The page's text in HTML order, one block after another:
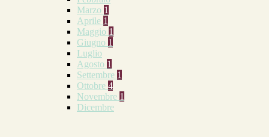
Marzo 1
Aprile 1
Maggio 1
Giugno 1
Luglio
Agosto 1
Settembre 1
Ottobre 4
Novembre 1
Dicembre